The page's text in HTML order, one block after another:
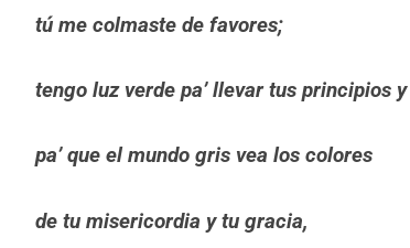
tú me colmaste de favores;
tengo luz verde pa’ llevar tus principios
pa’ que el mundo gris vea los colores
de tu misericordia y tu gracia,